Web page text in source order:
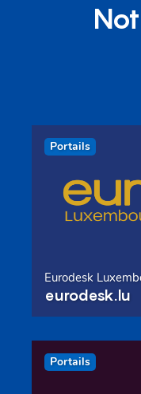
Portails
Eurodesk
eurodesk.lu
Portails